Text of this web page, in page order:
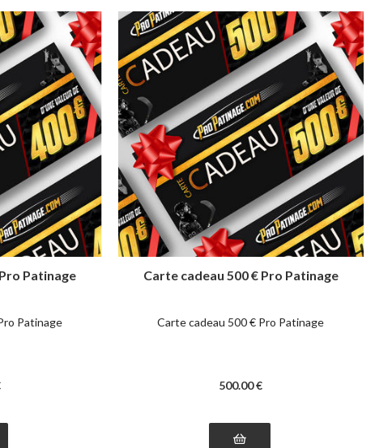
Patinage
Patinage
Carte cadeau 500 € Pro Patinage
Carte cadeau 500 € Pro Patinage
500.00€